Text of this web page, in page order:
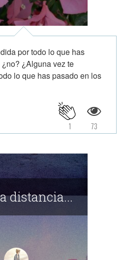
por todo lo que has
¿Alguna vez te
lo que has pasado en los
73
1
distancia...